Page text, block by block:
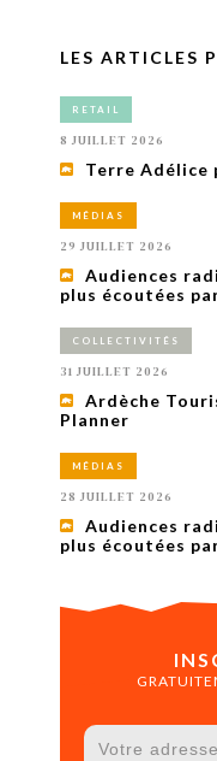
LES ARTICLES
RETAIL
8 JUILLET 2026
Terre Adélice
MÉDIAS
29 JUILLET 2026
Audiences
plus écoutées
COLLECTIVITÉS
31 JUILLET 2026
Ardèche
Planner
MÉDIAS
28 JUILLET 2026
Audiences
plus écoutées